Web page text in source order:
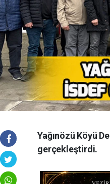
Yağınözü Köyü
gerçekleştirdi.